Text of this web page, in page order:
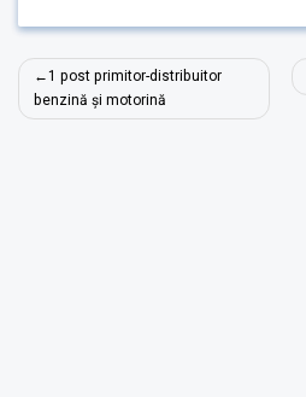
Navigare
în
1 post primitor-distribuitor
benzină și motorină